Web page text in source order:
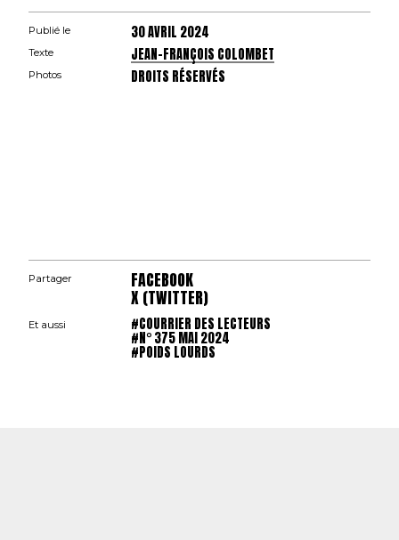
Publié le 30 AVRIL 2024
Texte JEAN-FRANÇOIS COLOMBET
Photos DROITS RÉSERVÉS
Partager FACEBOOK
X (TWITTER)
Et aussi #COURRIER DES LECTEURS
#N° 375 MAI 2024
#POIDS LOURDS